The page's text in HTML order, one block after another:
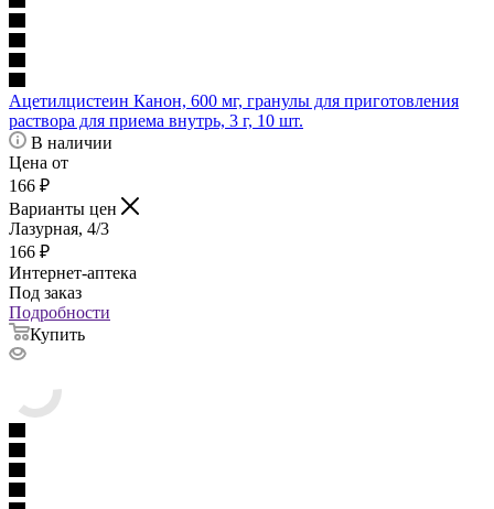
Ацетилцистеин Канон, 600 мг, гранулы для приготовления
раствора для приема внутрь, 3 г, 10 шт.
В наличии
Цена от
166 ₽
Варианты цен
Лазурная, 4/3
166 ₽
Интернет-аптека
Под заказ
Подробности
Купить